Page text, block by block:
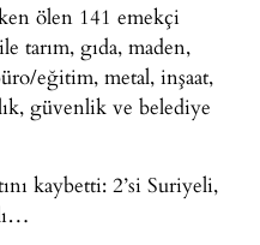
ölen 141 emekçi
tarım, gıda, maden,
eğitim, metal, inşaat,
güvenlik ve belediye
kaybetti: 2’si Suriyeli,